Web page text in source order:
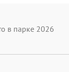
в парке 2026